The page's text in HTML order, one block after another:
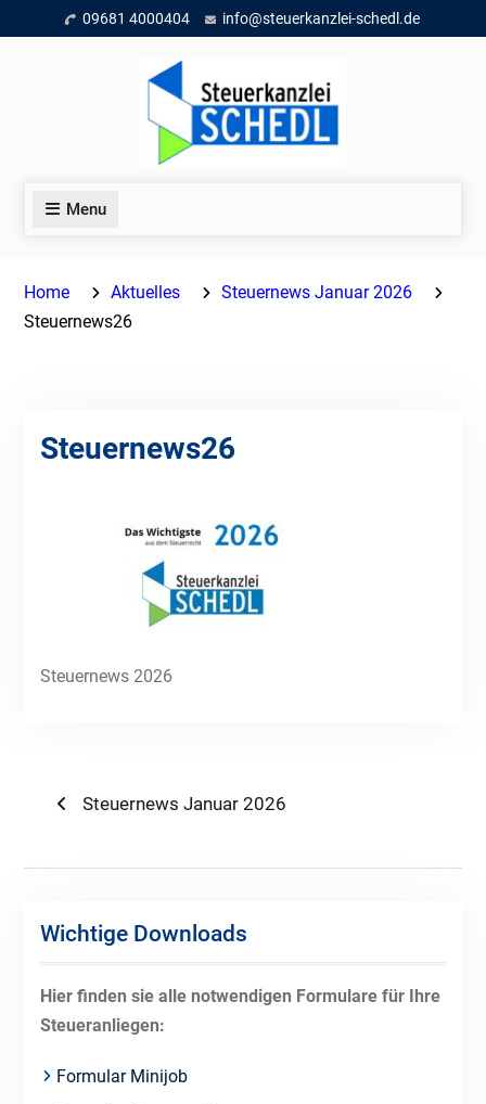
to
09681 4000404 info@steuerkanzlei-schedl.de
Menu
Home Aktuelles
Steuernews Januar 2026
Steuernews26
Steuernews26
Steuernews 2026
Beitragsnavigation
Previous
Steuernews Januar 2026
Wichtige Downloads
Hier finden sie alle notwendigen Formulare für Ihre
Steueranliegen:
Formular Minijob